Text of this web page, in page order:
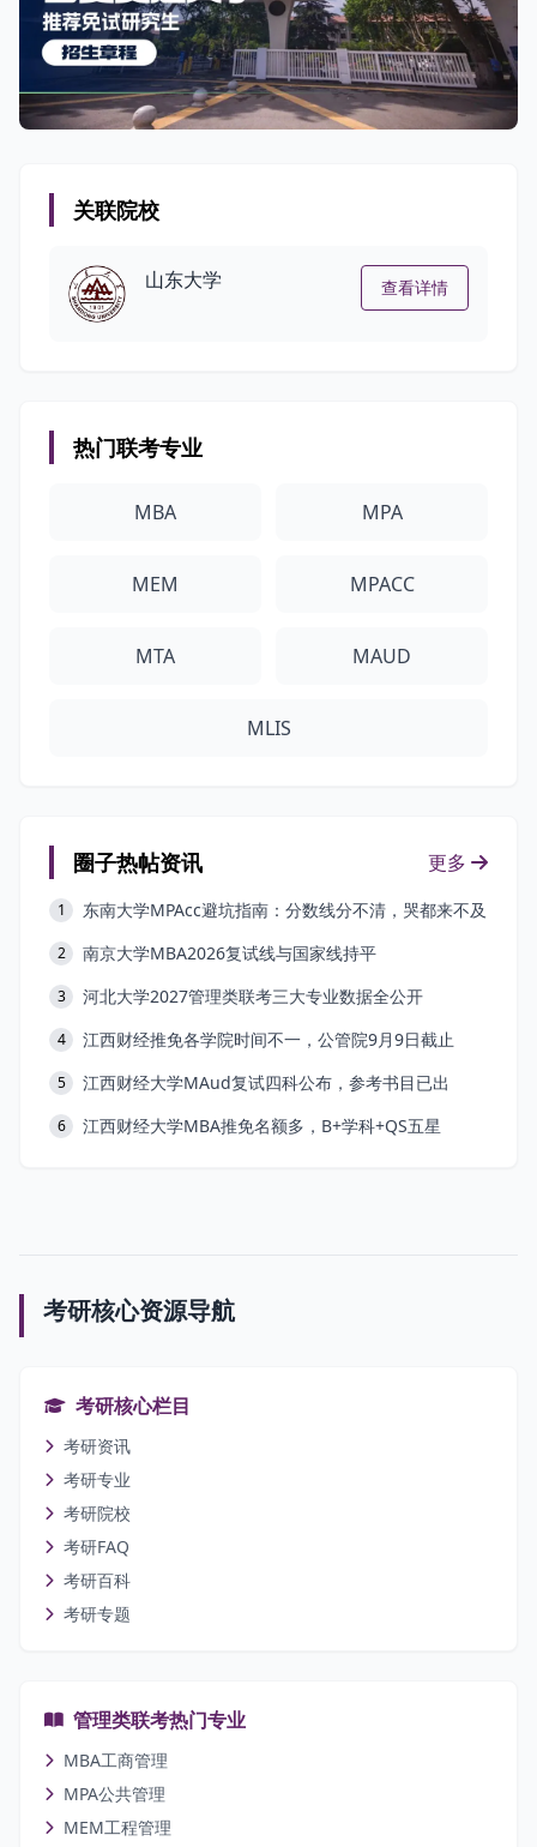
关联院校
山东大学 查看详情
热门联考专业
MBA MPA
MEM MPACC
MTA MAUD
MLIS
圈子热帖资讯 更多
1 东南大学MPAcc避坑指南：分数线分不清，哭都来不及
2 南京大学MBA2026复试线与国家线持平
3 河北大学2027管理类联考三大专业数据全公开
4 江西财经推免各学院时间不一，公管院9月9日截止
5 江西财经大学MAud复试四科公布，参考书目已出
6 江西财经大学MBA推免名额多，B+学科+QS五星
考研核心资源导航
考研核心栏目
考研资讯
考研专业
考研院校
考研FAQ
考研百科
考研专题
管理类联考热门专业
MBA工商管理
MPA公共管理
MEM工程管理